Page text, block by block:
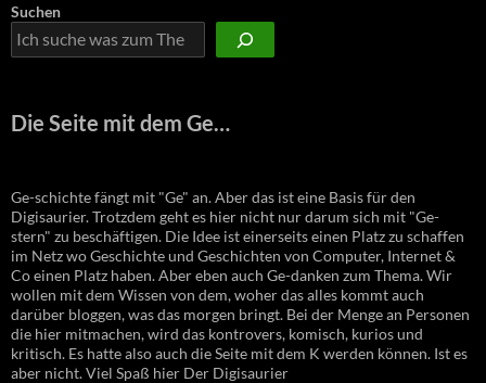
Suchen
Die Seite mit dem Ge…
Ge-schichte fängt mit "Ge" an. Aber das ist eine Basis für den
Digisaurier. Trotzdem geht es hier nicht nur darum sich mit "Ge-
stern" zu beschäftigen. Die Idee ist einerseits einen Platz zu schaffen
im Netz wo Geschichte und Geschichten von Computer, Internet &
Co einen Platz haben. Aber eben auch Ge-danken zum Thema. Wir
wollen mit dem Wissen von dem, woher das alles kommt auch
darüber bloggen, was das morgen bringt. Bei der Menge an Personen
die hier mitmachen, wird das kontrovers, komisch, kurios und
kritisch. Es hatte also auch die Seite mit dem K werden können. Ist es
aber nicht. Viel Spaß hier Der Digisaurier